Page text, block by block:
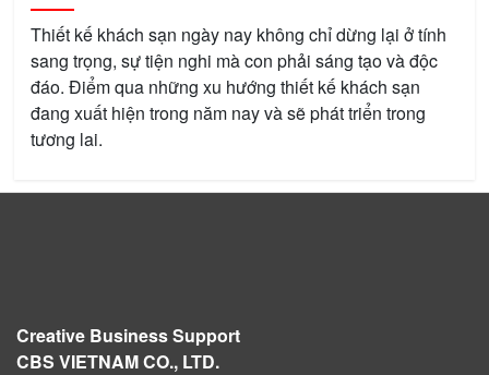
Thiết kế khách sạn ngày nay không chỉ dừng lại ở tính
sang trọng, sự tiện nghi mà con phải sáng tạo và độc
đáo. Điểm qua những xu hướng thiết kế khách sạn
đang xuất hiện trong năm nay và sẽ phát triển trong
tương lai.
Creative Business Support
CBS VIETNAM CO., LTD.